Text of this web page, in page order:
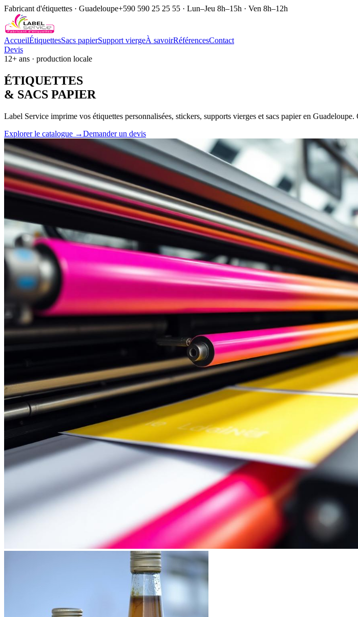
Fabricant d'étiquettes · Guadeloupe+590 590 25 25 55 · Lun–Jeu 8h–15h · Ven 8h–12h
AccueilÉtiquettesSacs papierSupport viergeÀ savoirRéférencesContact
Devis
12+ ans · production locale
ÉTIQUETTES
& SACS PAPIER
Label Service imprime vos étiquettes personnalisées, stickers, supports vierges et sacs papier en
Explorer le catalogue →Demander un devis